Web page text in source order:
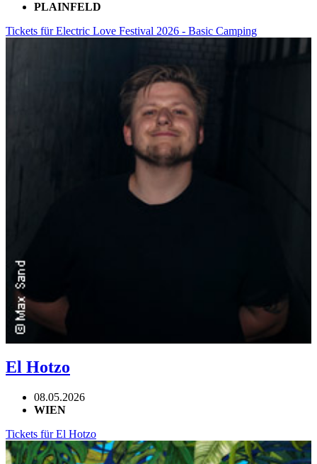
PLAINFELD
Tickets für Electric Love Festival 2026 - Basic Camping
El Hotzo
08.05.2026
WIEN
Tickets für El Hotzo